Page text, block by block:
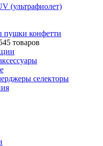
(ультрафиолет)
конфетти
товаров
селекторы